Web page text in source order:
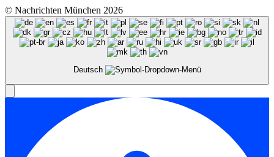
© Nachrichten München 2026
Deutsch